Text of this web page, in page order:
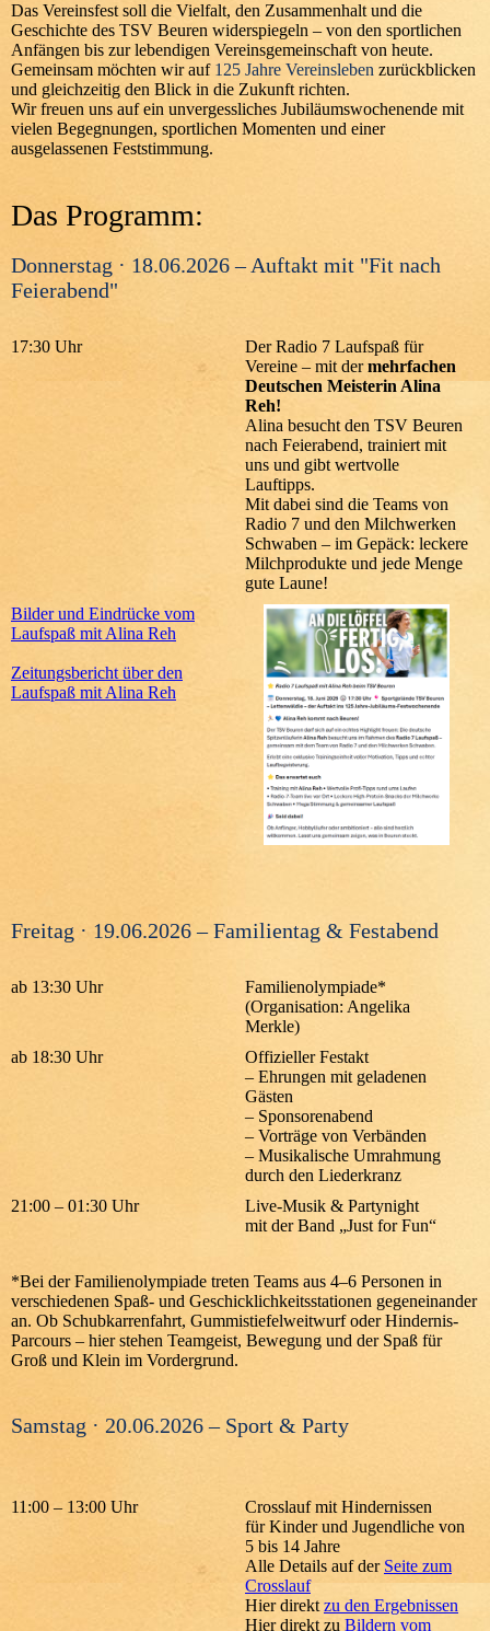
Das Vereinsfest soll die Vielfalt, den Zusammenhalt und die
Geschichte des TSV Beuren widerspiegeln – von den sportlichen
Anfängen bis zur lebendigen Vereinsgemeinschaft von heute.
Gemeinsam möchten wir auf 125 Jahre Vereinsleben zurückblicken
und gleichzeitig den Blick in die Zukunft richten.
Wir freuen uns auf ein unvergessliches Jubiläumswochenende mit
vielen Begegnungen, sportlichen Momenten und einer
ausgelassenen Feststimmung.
Das Programm:
Donnerstag · 18.06.2026 – Auftakt mit "Fit nach
Feierabend"
17:30 Uhr
Der Radio 7 Laufspaß für
Vereine – mit dermehrfachen
Deutschen Meisterin Alina
Reh!
Alina besucht den TSV Beuren
nach Feierabend, trainiert mit
uns und gibt wertvolle
Lauftipps.
Mit dabei sind die Teams von
Radio 7 und den Milchwerken
Schwaben – im Gepäck: leckere
Milchprodukte und jede Menge
gute Laune!
Bilder und Eindrücke vom
Laufspaß mit Alina Reh
Zeitungsbericht über den
Laufspaß mit Alina Reh
Freitag · 19.06.2026 – Familientag & Festabend
ab 13:30 Uhr
Familienolympiade*
(Organisation: Angelika
Merkle)
ab 18:30 Uhr
Offizieller Festakt
– Ehrungen mit geladenen
Gästen
– Sponsorenabend
– Vorträge von Verbänden
– Musikalische Umrahmung
durch den Liederkranz
21:00 – 01:30 Uhr
Live-Musik & Partynight
mit der Band „Just for Fun“
*Bei der Familienolympiade treten Teams aus 4–6 Personen in
verschiedenen Spaß- und Geschicklichkeitsstationen gegeneinander
an. Ob Schubkarrenfahrt, Gummistiefelweitwurf oder Hindernis-
Parcours – hier stehen Teamgeist, Bewegung und der Spaß für
Groß und Klein im Vordergrund.
Samstag · 20.06.2026 – Sport & Party
11:00 – 13:00 Uhr
Crosslauf mit Hindernissen
für Kinder und Jugendliche von
5 bis 14 Jahre
Alle Details auf der Seite zum
Crosslauf
Hier direkt zu den Ergebnissen
Hier direkt zu Bildern vom